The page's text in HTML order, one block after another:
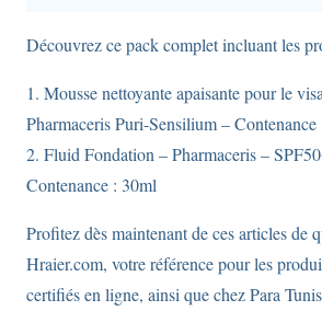
Fond
de
teint
fluide
SPF50+
01.
Découvrez ce pack complet incluant les
1. Mousse nettoyante apaisante pour le
Pharmaceris Puri-Sensilium –
2. Fluid Fondation – Pharmaceris –
Contenance : 30ml
Profitez dès maintenant de ces articles de
Hraier.com, votre référence pour les
certifiés en ligne, ainsi que chez Para